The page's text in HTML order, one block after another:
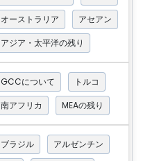
オーストラリア
アセアン
アジア・太平洋の残り
GCCについて
トルコ
南アフリカ
MEAの残り
ブラジル
アルゼンチン